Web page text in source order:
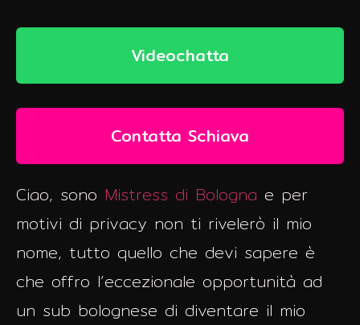
Videochatta
Contatta Schiava
Ciao, sono Mistress di Bologna e per
motivi di privacy non ti rivelerò il mio
nome, tutto quello che devi sapere è
che offro l’eccezionale opportunità ad
un sub bolognese di diventare il mio